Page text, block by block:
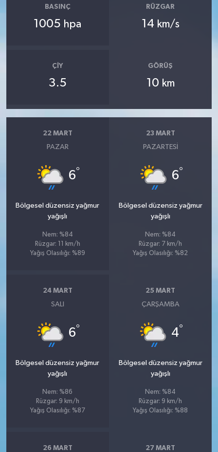
BASINÇ
1005 hpa
RÜZGAR
14 km/s
ÇIY
3.5
GÖRÜŞ
10 km
22 MART
PAZAR
6°
Bölgesel düzensiz yağmur
yağışlı
Nem: %84
Rüzgar: 11 km/h
Yağış Olasılığı: %89
23 MART
PAZARTESI
6°
Bölgesel düzensiz yağmur
yağışlı
Nem: %84
Rüzgar: 7 km/h
Yağış Olasılığı: %82
24 MART
SALI
6°
Bölgesel düzensiz yağmur
yağışlı
Nem: %86
Rüzgar: 9 km/h
Yağış Olasılığı: %87
25 MART
ÇARŞAMBA
4°
Bölgesel düzensiz yağmur
yağışlı
Nem: %84
Rüzgar: 9 km/h
Yağış Olasılığı: %88
26 MART 27 MART